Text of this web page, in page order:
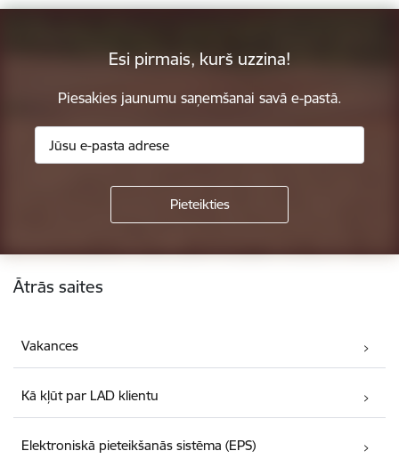
Esi pirmais, kurš uzzina!
Piesakies jaunumu saņemšanai savā e-pastā.
Kājene
Ātrās saites
Vakances
Kā kļūt par LAD klientu
Elektroniskā pieteikšanās sistēma (EPS)